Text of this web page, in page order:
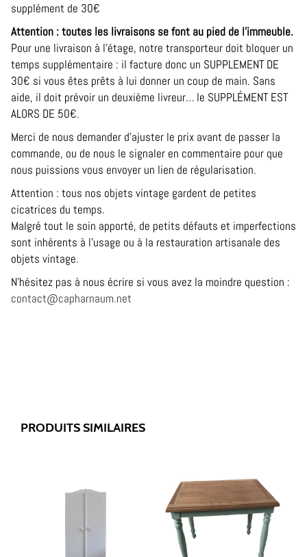
supplément de 30€
Attention : toutes les livraisons se font au pied de l’immeuble.
Pour une livraison à l’étage, notre transporteur doit bloquer un
temps supplémentaire : il facture donc un SUPPLEMENT DE
30€ si vous êtes prêts à lui donner un coup de main. Sans
aide, il doit prévoir un deuxième livreur… le SUPPLÉMENT EST
ALORS DE 50€.
Merci de nous demander d’ajuster le prix avant de passer la
commande, ou de nous le signaler en commentaire pour que
nous puissions vous envoyer un lien de régularisation.
Attention : tous nos objets vintage gardent de petites
cicatrices du temps.
Malgré tout le soin apporté, de petits défauts et imperfections
sont inhérents à l’usage ou à la restauration artisanale des
objets vintage.
N’hésitez pas à nous écrire si vous avez la moindre question :
contact@capharnaum.net
PRODUITS SIMILAIRES